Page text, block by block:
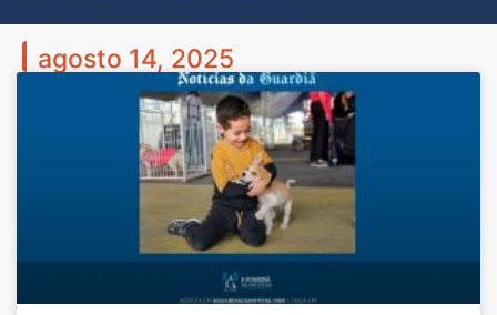
agosto 14, 2025